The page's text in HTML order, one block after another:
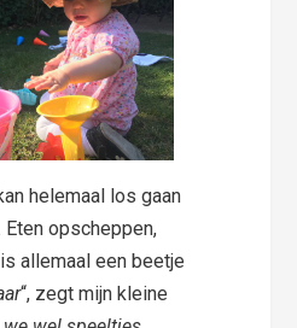
helemaal los gaan
opscheppen,
allemaal een beetje
“, zegt mijn kleine